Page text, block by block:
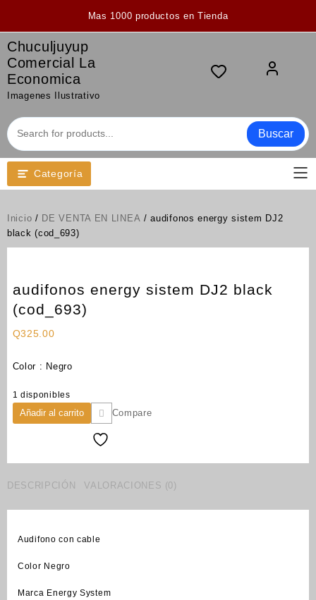
Mas 1000 productos en Tienda
Chuculjuyup
Comercial La
Economica
Imagenes Ilustrativo
Buscar
Categoría
Inicio / DE VENTA EN LINEA / audifonos energy sistem DJ2
black (cod_693)
audifonos energy sistem DJ2 black
(cod_693)
Q325.00
Color : Negro
1 disponibles
audifonos
energy
(cod_693)
Añadir al carrito Compare
DESCRIPCIÓN VALORACIONES (0)
Audifono con cable
Color Negro
Marca Energy System